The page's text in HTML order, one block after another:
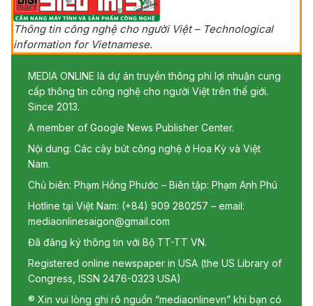
Thông tin công nghệ cho người Việt – Technological
information for Vietnamese.
MEDIA ONLINE là dự án truyền thông phi lợi nhuận cung
cấp thông tin công nghệ cho người Việt trên thế giới.
Since 2013.
A member of Google News Publisher Center.
Nội dung: Các cây bút công nghệ ở Hoa Kỳ và Việt
Nam.
Chủ biên: Phạm Hồng Phước – Biên tập: Phạm Anh Phú
Hotline tại Việt Nam: (+84) 909 280257 – email:
mediaonlinesaigon@gmail.com
Đã đăng ký thông tin với Bộ TT-TT VN.
Registered online newspaper in USA (the US Library of
Congress, ISSN 2476-0323 USA)
® Xin vui lòng ghi rõ nguồn “mediaonlinevn” khi bạn có